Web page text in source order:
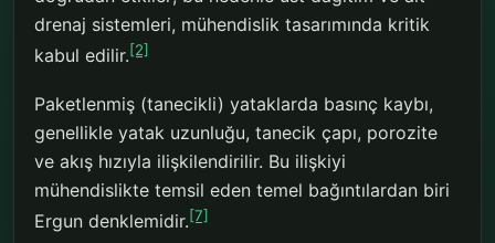
drenaj sistemleri, mühendislik tasarımında kritik
kabul edilir.[2]
Paketlenmiş (tanecikli) yataklarda basınç kaybı,
genellikle yatak uzunluğu, tanecik çapı, porozite
ve akış hızıyla ilişkilendirilir. Bu ilişkiyi
mühendislikte temsil eden temel bağıntılardan biri
Ergun denklemidir.[7]